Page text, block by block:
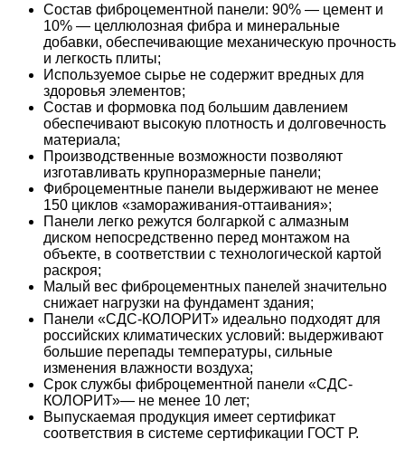
Состав фиброцементной панели: 90% — цемент и
10% — целлюлозная фибра и минеральные
добавки, обеспечивающие механическую прочность
и легкость плиты;
Используемое сырье не содержит вредных для
здоровья элементов;
Состав и формовка под большим давлением
обеспечивают высокую плотность и долговечность
материала;
Производственные возможности позволяют
изготавливать крупноразмерные панели;
Фиброцементные панели выдерживают не менее
150 циклов «замораживания-оттаивания»;
Панели легко режутся болгаркой с алмазным
диском непосредственно перед монтажом на
объекте, в соответствии с технологической картой
раскроя;
Малый вес фиброцементных панелей значительно
снижает нагрузки на фундамент здания;
Панели «СДС-КОЛОРИТ» идеально подходят для
российских климатических условий: выдерживают
большие перепады температуры, сильные
изменения влажности воздуха;
Срок службы фиброцементной панели «СДС-
КОЛОРИТ»— не менее 10 лет;
Выпускаемая продукция имеет сертификат
соответствия в системе сертификации ГОСТ Р.